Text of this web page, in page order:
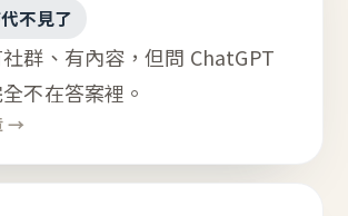
不見了
群、有內容，但問 ChatGPT
不在答案裡。
→